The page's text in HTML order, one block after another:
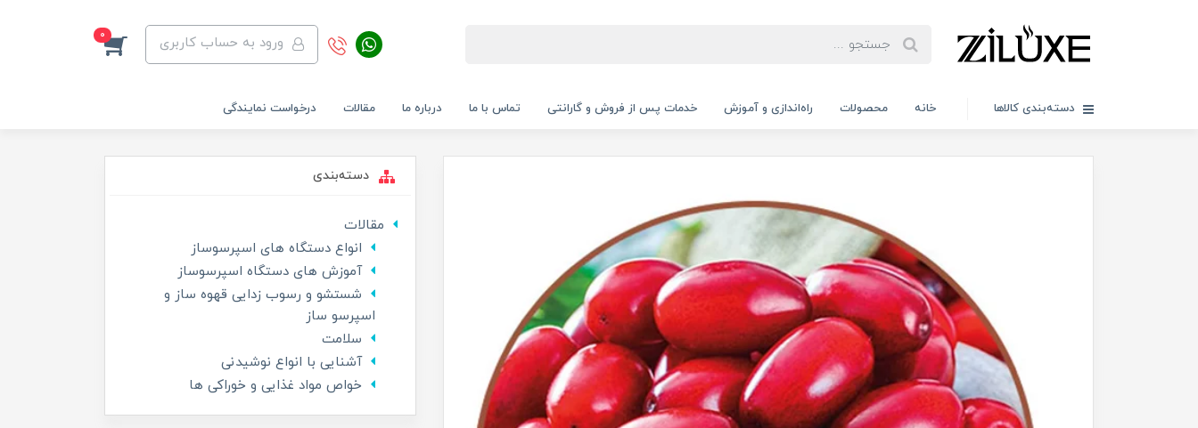
ورود به حساب کاربری 0
دسته‌بندی کالاها خانه محصولات راه‌اندازی و آموزش خدمات پس از فروش و گارانتی تماس با ما درباره ما مقالات درخواست نمایندگی
دسته‌بندی
مقالات
انواع دستگاه های اسپرسوساز
آموزش های دستگاه اسپرسوساز
شستشو و رسوب زدایی قهوه ساز و
اسپرسو ساز
سلامت
آشنایی با انواع نوشیدنی
خواص مواد غذایی و خوراکی ها